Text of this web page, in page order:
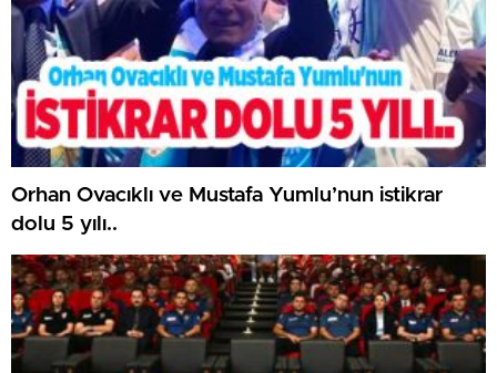
Orhan Ovacıklı ve Mustafa Yumlu’nun istikrar
dolu 5 yılı..